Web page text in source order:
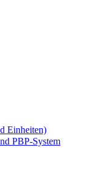
Einheiten)
PBP-System